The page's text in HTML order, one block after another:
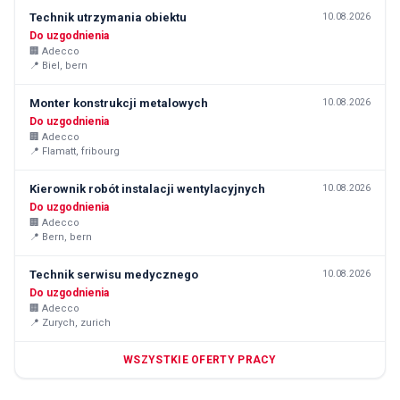
Technik utrzymania obiektu 10.08.2026
Do uzgodnienia
🏢 Adecco
📍 Biel, bern
Monter konstrukcji metalowych 10.08.2026
Do uzgodnienia
🏢 Adecco
📍 Flamatt, fribourg
Kierownik robót instalacji wentylacyjnych 10.08.2026
Do uzgodnienia
🏢 Adecco
📍 Bern, bern
Technik serwisu medycznego 10.08.2026
Do uzgodnienia
🏢 Adecco
📍 Zurych, zurich
WSZYSTKIE OFERTY PRACY